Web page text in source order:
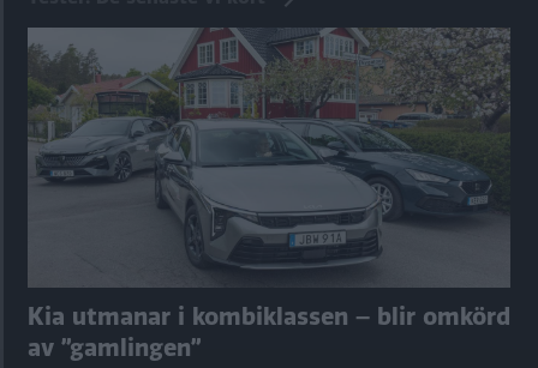
Kia utmanar i kombiklassen – blir omkörd
av ”gamlingen”